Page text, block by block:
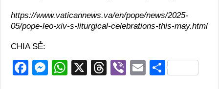
https://www.vaticannews.va/en/pope/news/2025-
05/pope-leo-xiv-s-liturgical-celebrations-this-may.html
CHIA SẺ:
F
M
W
X
T
Vi
E S